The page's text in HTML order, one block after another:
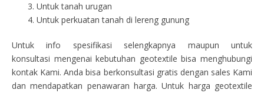
Untuk tanah urugan
Untuk perkuatan tanah di lereng gunung
Untuk info spesifikasi selengkapnya maupun untuk
konsultasi mengenai kebutuhan geotextile bisa menghubungi
kontak Kami. Anda bisa berkonsultasi gratis dengan sales Kami
dan mendapatkan penawaran harga. Untuk harga geotextile